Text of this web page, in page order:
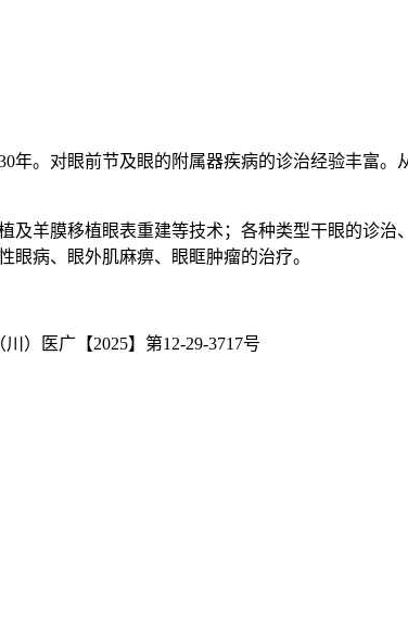
。对眼前节及眼的附属器疾病的诊治经验丰富
及羊膜移植眼表重建等技术；各种类型干眼的诊
病、眼外肌麻痹、眼眶肿瘤的治疗。
）医广【2025】第12-29-3717号